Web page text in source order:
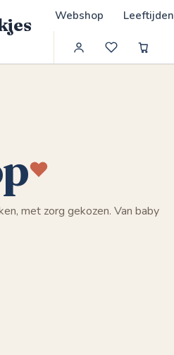
Webshop Leeftijden
met zorg gekozen. Van baby